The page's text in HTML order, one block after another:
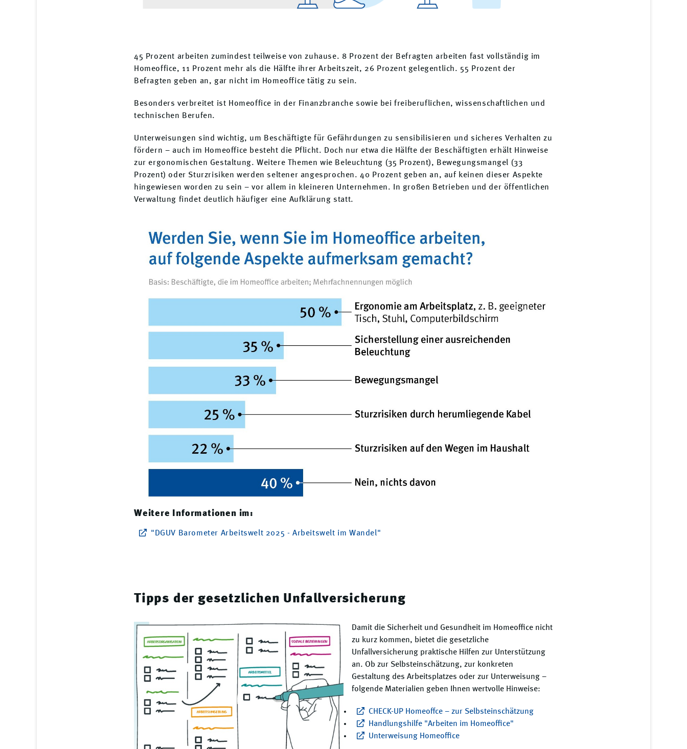
45 Prozent arbeiten zumindest teilweise von zuhause. 8 Prozent der Befragten arbeiten fast vollständig im
Homeoffice, 11 Prozent mehr als die Hälfte ihrer Arbeitszeit, 26 Prozent gelegentlich. 55 Prozent der
Befragten geben an, gar nicht im Homeoffice tätig zu sein.
Besonders verbreitet ist Homeoffice in der Finanzbranche sowie bei freiberuflichen, wissenschaftlichen und
technischen Berufen.
Unterweisungen sind wichtig, um Beschäftigte für Gefährdungen zu sensibilisieren und sicheres Verhalten zu
fördern – auch im Homeoffice besteht die Pflicht. Doch nur etwa die Hälfte der Beschäftigten erhält Hinweise
zur ergonomischen Gestaltung. Weitere Themen wie Beleuchtung (35 Prozent), Bewegungsmangel (33
Prozent) oder Sturzrisiken werden seltener angesprochen. 40 Prozent geben an, auf keinen dieser Aspekte
hingewiesen worden zu sein – vor allem in kleineren Unternehmen. In großen Betrieben und der öffentlichen
Verwaltung findet deutlich häufiger eine Aufklärung statt.
Weitere Informationen im:
"DGUV Barometer Arbeitswelt 2025 - Arbeitswelt im Wandel"
Tipps der gesetzlichen Unfallversicherung
Damit die Sicherheit und Gesundheit im Homeoffice nicht
zu kurz kommen, bietet die gesetzliche
Unfallversicherung praktische Hilfen zur Unterstützung
an. Ob zur Selbsteinschätzung, zur konkreten
Gestaltung des Arbeitsplatzes oder zur Unterweisung –
folgende Materialien geben Ihnen wertvolle Hinweise:
CHECK-UP Homeoffce – zur Selbsteinschätzung
Handlungshilfe "Arbeiten im Homeoffice"
Unterweisung Homeoffice